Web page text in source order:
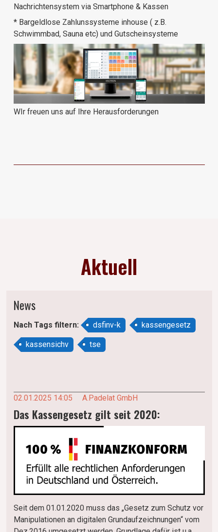
Nachrichtensystem via Smartphone & Kassen
* Bargeldlose Zahlunssysteme inhouse ( z.B.
Schwimmbad, Sauna etc) und Gutscheinsysteme
WIr freuen uns auf Ihre Herausforderungen
Aktuell
News
Nach Tags filtern: dsfinv-k kassengesetz
kassensichv tse
02.01.2025 14:05 A.Padelat GmbH
Das Kassengesetz gilt seit 2020:
Seit dem 01.01.2020 muss das „Gesetz zum Schutz vor
Manipulationen an digitalen Grundaufzeichnungen“ vom